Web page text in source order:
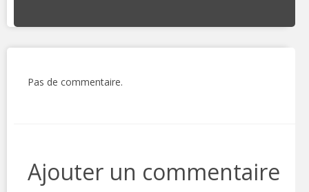
Pas de commentaire.
Ajouter un commentaire